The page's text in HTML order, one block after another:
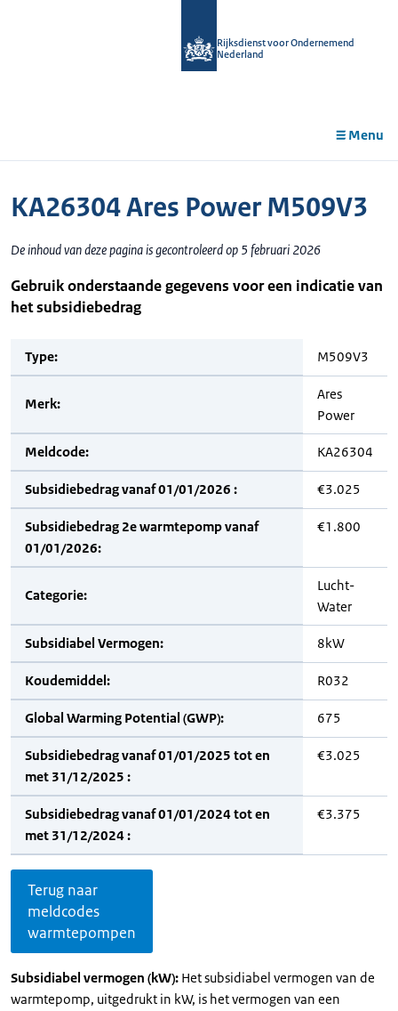
Rijksdienst voor Ondernemend
Nederland
Menu
KA26304 Ares Power M509V3
De inhoud van deze pagina is gecontroleerd op 5 februari 2026
Gebruik onderstaande gegevens voor een indicatie van
het subsidiebedrag
Type: M509V3
Merk:
Ares
Power
Meldcode: KA26304
Subsidiebedrag vanaf 01/01/2026 : €3.025
Subsidiebedrag 2e warmtepomp vanaf
01/01/2026:
€1.800
Categorie:
Lucht-
Water
Subsidiabel Vermogen: 8kW
Koudemiddel: R032
Global Warming Potential (GWP): 675
Subsidiebedrag vanaf 01/01/2025 tot en
met 31/12/2025 :
€3.025
Subsidiebedrag vanaf 01/01/2024 tot en
met 31/12/2024 :
€3.375
Terug naar
meldcodes
warmtepompen
Subsidiabel vermogen (kW): Het subsidiabel vermogen van de
warmtepomp, uitgedrukt in kW, is het vermogen van een